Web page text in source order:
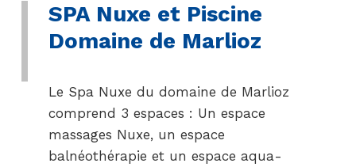
SPA Nuxe et Piscine
Domaine de Marlioz
Le Spa Nuxe du domaine de Marlioz
comprend 3 espaces : Un espace
massages Nuxe, un espace
balnéothérapie et un espace aqua-